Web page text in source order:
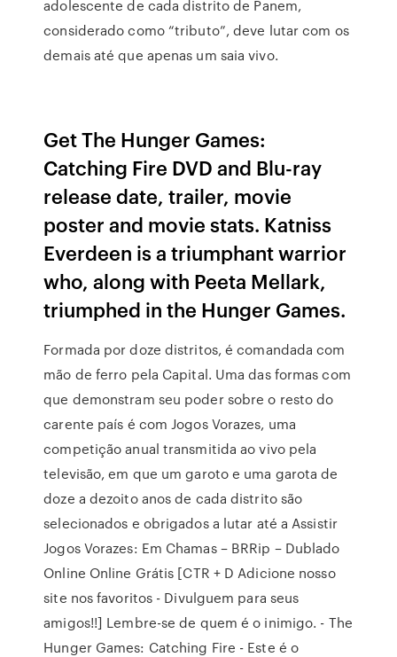
adolescente de cada distrito de Panem,
considerado como “tributo”, deve lutar com os
demais até que apenas um saia vivo.
Get The Hunger Games:
Catching Fire DVD and Blu-ray
release date, trailer, movie
poster and movie stats. Katniss
Everdeen is a triumphant warrior
who, along with Peeta Mellark,
triumphed in the Hunger Games.
Formada por doze distritos, é comandada com
mão de ferro pela Capital. Uma das formas com
que demonstram seu poder sobre o resto do
carente país é com Jogos Vorazes, uma
competição anual transmitida ao vivo pela
televisão, em que um garoto e uma garota de
doze a dezoito anos de cada distrito são
selecionados e obrigados a lutar até a Assistir
Jogos Vorazes: Em Chamas – BRRip – Dublado
Online Online Grátis [CTR + D Adicione nosso
site nos favoritos - Divulguem para seus
amigos!!] Lembre-se de quem é o inimigo. - The
Hunger Games: Catching Fire - Este é o